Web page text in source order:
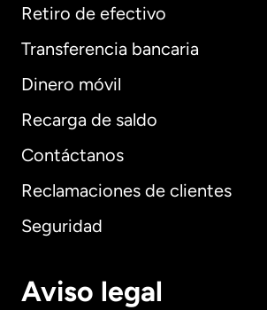
Retiro de efectivo
Transferencia bancaria
Dinero móvil
Recarga de saldo
Contáctanos
Reclamaciones de clientes
Seguridad
Aviso legal